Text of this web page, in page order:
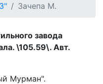
Зачепа М.
завода
\105.59\. Авт.
Мурман".